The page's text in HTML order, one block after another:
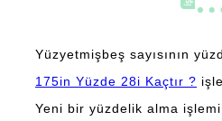
Yüzyetmişbeş sayısının
175in Yüzde 28i Kaçtır ?
Yeni bir yüzdelik alma